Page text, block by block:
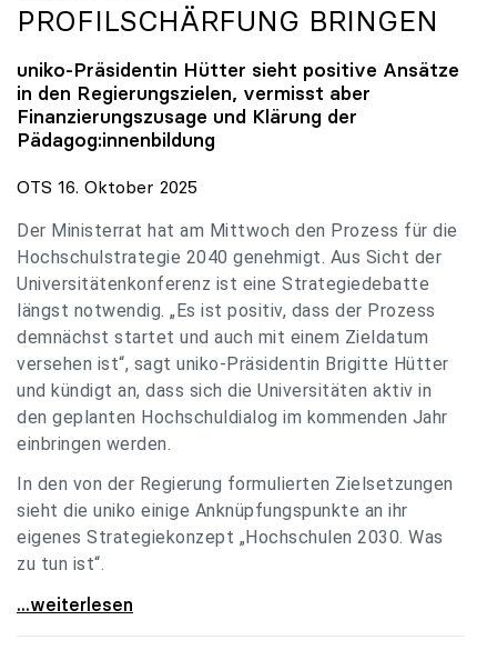
PROFILSCHÄRFUNG BRINGEN
uniko-Präsidentin Hütter sieht positive Ansätze
in den Regierungszielen, vermisst aber
Finanzierungszusage und Klärung der
Pädagog:innenbildung
OTS 16. Oktober 2025
Der Ministerrat hat am Mittwoch den Prozess für die
Hochschulstrategie 2040 genehmigt. Aus Sicht der
Universitätenkonferenz ist eine Strategiedebatte
längst notwendig. „Es ist positiv, dass der Prozess
demnächst startet und auch mit einem Zieldatum
versehen ist“, sagt uniko-Präsidentin Brigitte Hütter
und kündigt an, dass sich die Universitäten aktiv in
den geplanten Hochschuldialog im kommenden Jahr
einbringen werden.
In den von der Regierung formulierten Zielsetzungen
sieht die uniko einige Anknüpfungspunkte an ihr
eigenes Strategiekonzept „Hochschulen 2030. Was
zu tun ist“.
Universitäten: Hochschulstrategie 2040 muss eine
...weiterlesen